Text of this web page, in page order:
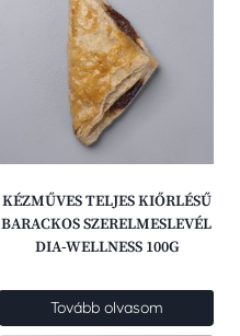
KÉZMŰVES TELJES KIŐRLÉSŰ
BARACKOS SZERELMESLEVÉL
DIA-WELLNESS 100G
Tovább olvasom